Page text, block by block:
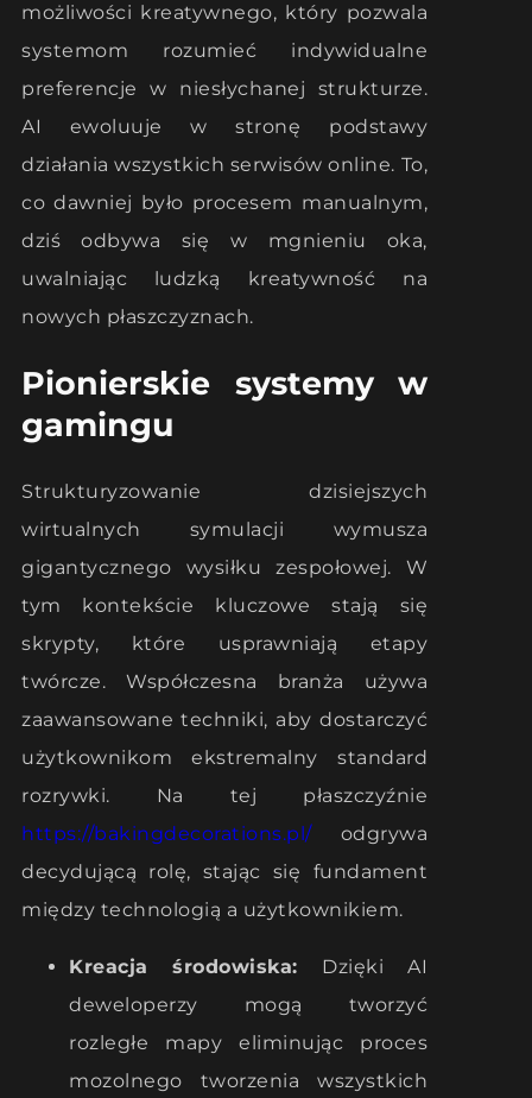
możliwości kreatywnego, który pozwala
systemom rozumieć indywidualne
preferencje w niesłychanej strukturze.
AI ewoluuje w stronę podstawy
działania wszystkich serwisów online. To,
co dawniej było procesem manualnym,
dziś odbywa się w mgnieniu oka,
uwalniając ludzką kreatywność na
nowych płaszczyznach.
Pionierskie systemy w
gamingu
Strukturyzowanie dzisiejszych
wirtualnych symulacji wymusza
gigantycznego wysiłku zespołowej. W
tym kontekście kluczowe stają się
skrypty, które usprawniają etapy
twórcze. Współczesna branża używa
zaawansowane techniki, aby dostarczyć
użytkownikom ekstremalny standard
rozrywki. Na tej płaszczyźnie
https://bakingdecorations.pl/odgrywa
decydującą rolę, stając się fundament
między technologią a użytkownikiem.
Kreacja środowiska: Dzięki AI
deweloperzy mogą tworzyć
rozległe mapy eliminując proces
mozolnego tworzenia wszystkich